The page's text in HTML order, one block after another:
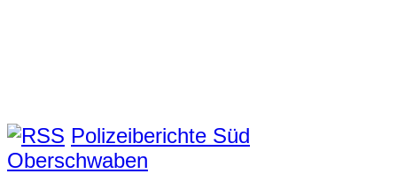
Polizeiberichte Süd
Oberschwaben